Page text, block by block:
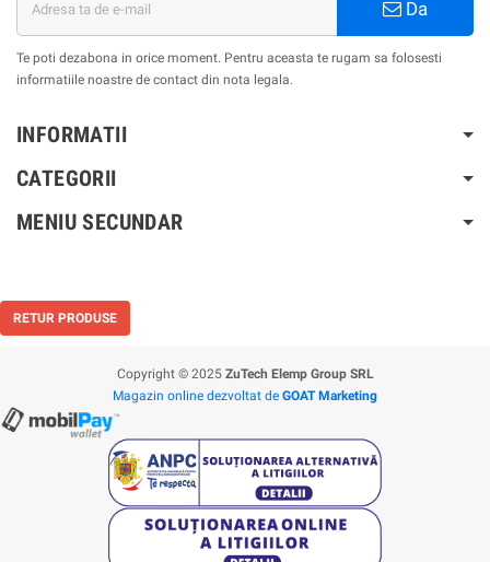
Da
Te poti dezabona in orice moment. Pentru aceasta te rugam sa folosesti
informatiile noastre de contact din nota legala.
INFORMATII
CATEGORII
MENIU SECUNDAR
RETUR PRODUSE
Copyright © 2025 ZuTech Elemp Group SRL
Magazin online dezvoltat de GOAT Marketing